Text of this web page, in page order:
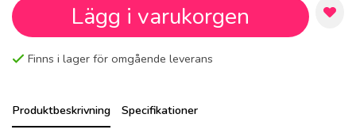
Lägg i varukorgen
Finns i lager för omgående leverans
Produktbeskrivning Specifikationer